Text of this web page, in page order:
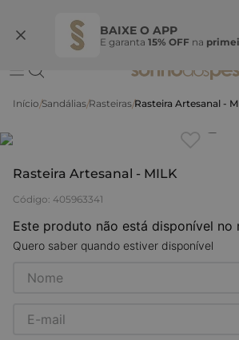
BAIXE O APP
E garanta 15% OFF na
Ganhe 10% OFF na coleção utilizando o
Sandálias Rasteiras Rasteira Artesanal -
Rasteira Artesanal - MILK
Código: 405963341
Este produto não está disponível no
Quero saber quando estiver disponível